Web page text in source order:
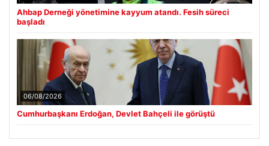
Ahbap Derneği yönetimine kayyum atandı. Fesih süreci
başladı
06/08/2026
Cumhurbaşkanı Erdoğan, Devlet Bahçeli ile görüştü